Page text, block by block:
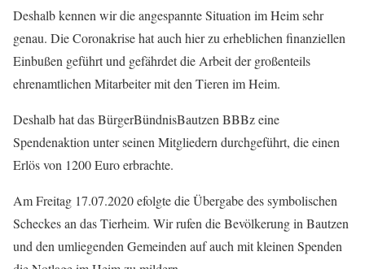
Deshalb kennen wir die angespannte Situation im Heim sehr
genau. Die Coronakrise hat auch hier zu erheblichen finanziellen
Einbußen geführt und gefährdet die Arbeit der großenteils
ehrenamtlichen Mitarbeiter mit den Tieren im Heim.
Deshalb hat das BürgerBündnisBautzen BBBz eine
Spendenaktion unter seinen Mitgliedern durchgeführt, die einen
Erlös von 1200 Euro erbrachte.
Am Freitag 17.07.2020 efolgte die Übergabe des symbolischen
Scheckes an das Tierheim. Wir rufen die Bevölkerung in Bautzen
und den umliegenden Gemeinden auf auch mit kleinen Spenden